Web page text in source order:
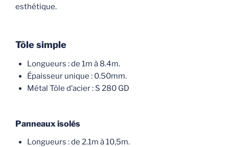
esthétique.
Tôle simple
Longueurs : de 1m à 8.4m.
Épaisseur unique : 0.50mm.
Métal Tôle d’acier : S 280 GD
Panneaux isolés
Longueurs : de 2.1m à 10,5m.